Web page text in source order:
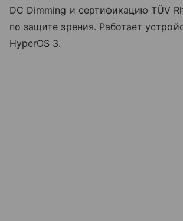
DC Dimming и сертификацию TÜV
по защите зрения. Работает
HyperOS 3.